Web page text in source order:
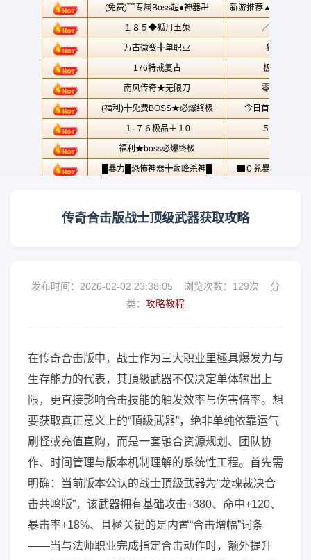
传奇合击版战士顶级武器获取攻略
发布时间：2026-02-02 23:38:05 浏览次数： 129次 分
类： 攻略教程
在传奇合击版中，战士作为三大职业里極具爆发力与
生存能力的代表，其頂級武器不仅决定单体输出上
限，更直接影响合击技能的触发效率与伤害倍率。想
要获取真正意义上的“頂級武器”，绝非单纯依靠运气
刷怪或充值直购，而是一套融合资源规划、团队协
作、时间管理与版本机制理解的系统性工程。首先需
明确：当前版本公认的战士頂級武器为“龙魂裁决合
击共鸣版”，该武器拥有基础攻击+380、命中+120、
暴击率+18%、且極关键的是内置“合击增幅”词条
——当与法师职业完成指定合击动作时，额外提升